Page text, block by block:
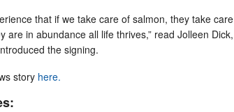
that if we take care of salmon, they take care
are in abundance all life thrives,” read Jolleen Dick,
the signing.
story here.